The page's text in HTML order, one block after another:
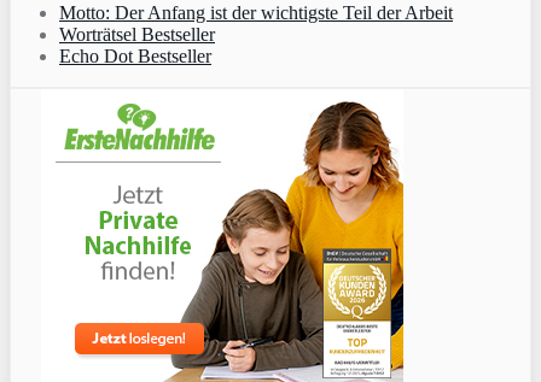
Motto: Der Anfang ist der wichtigste Teil der Arbeit
Worträtsel Bestseller
Echo Dot Bestseller